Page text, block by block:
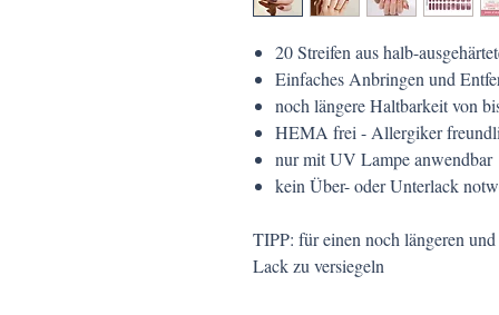
20 Streifen aus halb-
Einfaches Anbringen und
noch längere Haltbarkeit von
HEMA frei - Allergiker
nur mit UV Lampe anwendbar
kein Über- oder Unterlack
TIPP: für einen noch längeren
Lack zu versiegeln